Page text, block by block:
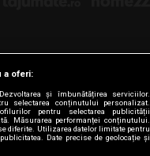
a oferi:
și îmbunătățirea serviciilor.
selectarea conținutului personalizat.
pentru selectarea publicității
Măsurarea performanței conținutului.
diferite. Utilizarea datelor limitate pentru
Date precise de geolocație și